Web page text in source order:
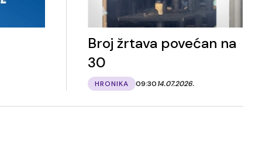
Broj žrtava povećan na
30
HRONIKA 09:3014.07.2026.